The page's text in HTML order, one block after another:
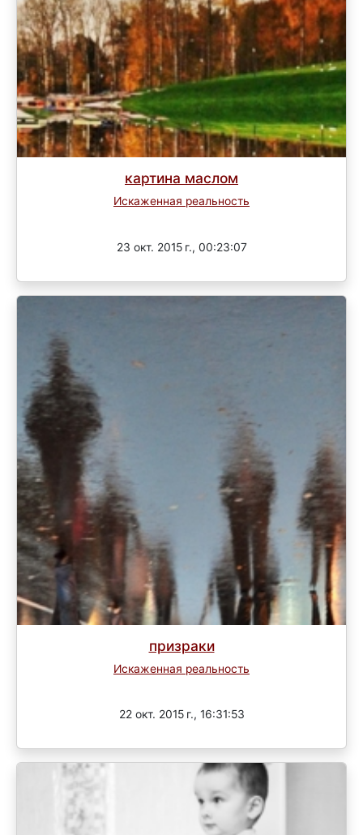
картина маслом
Искаженная реальность
23 окт. 2015 г., 00:23:07
призраки
Искаженная реальность
22 окт. 2015 г., 16:31:53